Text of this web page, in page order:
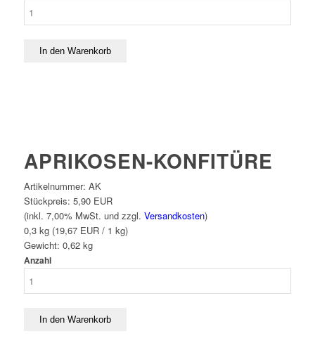
APRIKOSEN-KONFITÜRE
Artikelnummer: AK
Stückpreis: 5,90 EUR
(inkl. 7,00% MwSt. und zzgl. Versandkosten)
0,3 kg (19,67 EUR / 1 kg)
Gewicht: 0,62kg
Anzahl